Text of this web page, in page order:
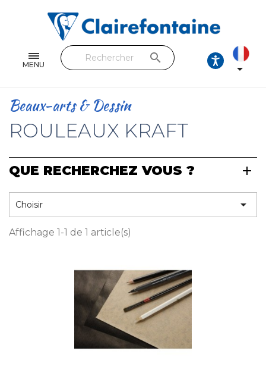
MENU
Feuilles & Copies
Beaux-arts & Dessin
Loisirs créatifs
Cuir & trousses
RETROUVEZ NOS COLLECTIONS
search

Beaux-arts & Dessin
ROULEAUX KRAFT
QUE RECHERCHEZ VOUS ?
Choisir 
Affichage 1-1 de 1 article(s)